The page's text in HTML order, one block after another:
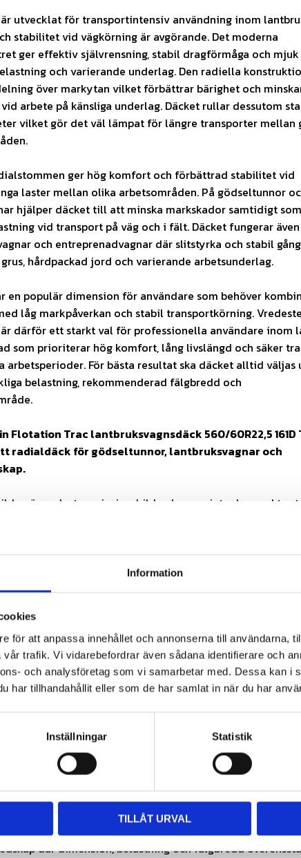
Information
för att anpassa innehållet och annonserna till användarna,
trafik. Vi vidarebefordrar även sådana identifierare och
och analysföretag som vi samarbetar med. Dessa kan i
har tillhandahållit eller som de har samlat in när du har
Inställningar Statistik
TILLÅT URVAL
utvecklat för transportintensiv användning inom
stabilitet vid vägkörning är avgörande. Det moderna
ger effektiv självrensning, stabil dragförmåga och mjuk
och varierande underlag. Den radiella
över markytan vilket förbättrar bärighet och
arbete på känsliga underlag. Däcket rullar dessutom
vilket gör det väl lämpat för längre transporter mellan
ger hög komfort och förbättrad stabilitet vid
laster mellan olika arbetsområden. På gödseltunnor
hjälper däcket till att minska markskador samtidigt
vid transport på väg och i fält. Däcket fungerar
och entreprenadvagnar där slitstyrka och stabil
hårdpackad jord och varierande arbetsunderlag.
en populär dimension för användare som behöver
låg markpåverkan och stabil transportkörning.
därför ett starkt val för professionella användare inom
som prioriterar hög komfort, lång livslängd och säker
arbetsperioder. För bästa resultat ska däcket alltid väljas
belastning, rekommenderad fälgbredd och
Flotation Trac lantbruksvagnsdäck 560/60R22,5 161D
radialdäck för gödseltunnor, lantbruksvagnar och
är endast en visningsbild och avser inte den exakta
Säkerställ att dimension, belastning, hastighet,
med din applikation.
för transport och fältarbete
och stor kontaktyta
vägtransport
och dragförmåga
för moderna lantbruksvagnar
utförande
och slurryvagnar
lantbruksvagnar
och entreprenadvagnar
där dimension, belastning och fälgbredd